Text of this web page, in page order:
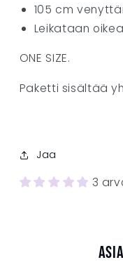
105 cm
Leikataan
ONE SIZE.
Paketti sisältää
Jaa
3